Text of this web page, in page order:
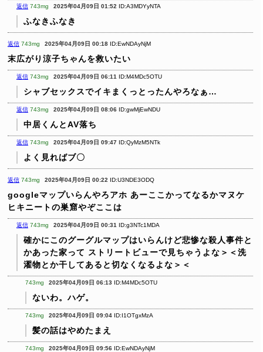
返信 743mg 2025年04月09日 01:52 ID:A3MDYyNTA
ふなきふなき
返信 743mg 2025年04月09日 00:18 ID:EwNDAyNjM
末広がり涼子ちゃんを救いたい
返信 743mg 2025年04月09日 06:11 ID:M4MDc5OTU
シャブセックスでイキまくっとったんやろなぁ…
返信 743mg 2025年04月09日 08:06 ID:gwMjEwNDU
中居くんとAV落ち
返信 743mg 2025年04月09日 09:47 ID:QyMzM5NTk
よく見ればブ〇
返信 743mg 2025年04月09日 00:22 ID:U3NDE3ODQ
googleマップいらんやろアホ あーここかってなるかマヌケ
ヒキニートの巣窟やぞここは
返信 743mg 2025年04月09日 00:31 ID:g3NTc1MDA
確かにこのグーグルマップはいらんけど悲惨な殺人事件と
かあった家って ストリートビューで見ちゃうよな＞＜洗
濯物とか干してあると切なくなるよな＞＜
743mg 2025年04月09日 06:13 ID:M4MDc5OTU
ないわ。ハゲ。
743mg 2025年04月09日 09:04 ID:I1OTgxMzA
髪の話はやめたまえ
743mg 2025年04月09日 09:56 ID:EwNDAyNjM